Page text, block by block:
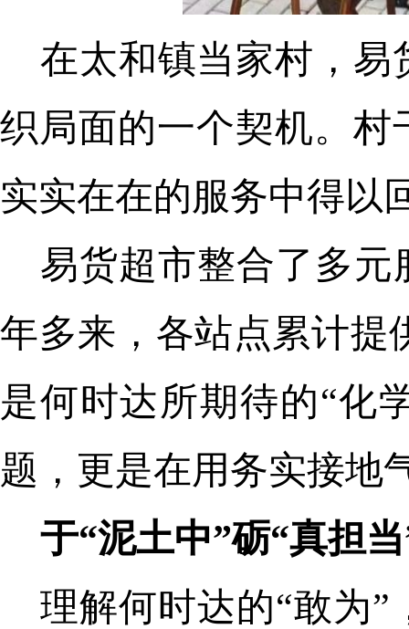
在太和镇当家村，易
织局面的一个契机。村
实实在在的服务中得以
易货超市整合了多元
年多来，各站点累计提
是何时达所期待的“化
题，更是在用务实接地
于“泥土中”砺“真担
理解何时达的“敢为